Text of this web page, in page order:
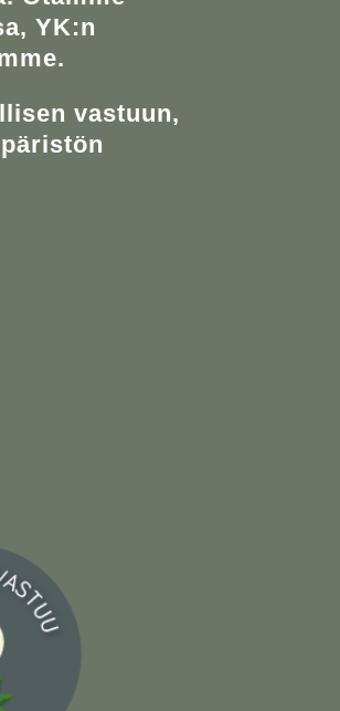
YK:n
vastuun,